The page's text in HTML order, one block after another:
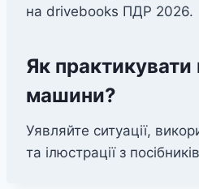
на drivebooks ПДР 2026.
Як
машини?
Уявляйте ситуації,
та ілюстрації з